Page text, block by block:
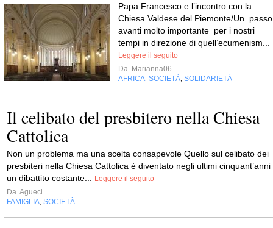
Papa Francesco e l’incontro con la
Chiesa Valdese del Piemonte/Un passo
avanti molto importante per i nostri
tempi in direzione di quell’ecumenism...
Leggere il seguito
Da Marianna06
AFRICA SOCIETÀ SOLIDARIETÀ
Il celibato del presbitero nella Chiesa
Cattolica
Non un problema ma una scelta consapevole Quello sul celibato dei
presbiteri nella Chiesa Cattolica è diventato negli ultimi cinquant’anni
un dibattito costante...
Leggere il seguito
Da Agueci
FAMIGLIA SOCIETÀ